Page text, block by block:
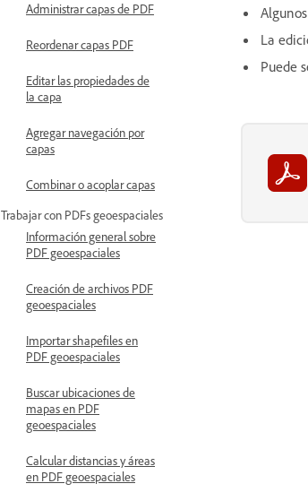
Administrar capas de PDF
Reordenar capas PDF
Editar las propiedades de
la capa
Agregar navegación por
capas
Combinar o acoplar capas
Trabajar con PDFs geoespaciales
Información general sobre
PDF geoespaciales
Creación de archivos PDF
geoespaciales
Importar shapefiles en
PDF geoespaciales
Buscar ubicaciones de
mapas en PDF
geoespaciales
Calcular distancias y áreas
en PDF geoespaciales
La
Puede